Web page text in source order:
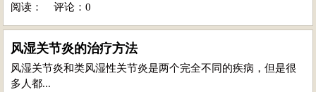
阅读：
评论：0
风湿关节炎的治疗方法
风湿关节炎和类风湿性关节炎是两个完全不同的疾病，但是很
多人都...